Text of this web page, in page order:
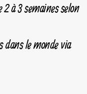
à 3 semaines selon
dans le monde via